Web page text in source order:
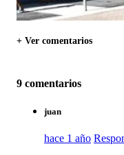
+ Ver comentarios
9 comentarios
juan
hace 1 año